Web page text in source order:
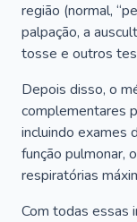
região (normal,
palpação, a
tosse e outros
Depois disso, o
complementares
incluindo exames
função pulmonar,
respiratórias
Com todas essas